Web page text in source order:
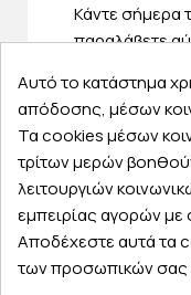
Κάντε σήμερα
παραλάβετε
Εξυπηρέτηση
Λογαριασμός
Τα αγαπημένα μου
Τρόποι
Αυτό το κατάστημα
απόδοσης, μέσων
Τα cookies μέσων
τρίτων μερών
λειτουργιών
εμπειρίας αγορών με
Αποδέχεστε αυτά τα
των προσωπικών